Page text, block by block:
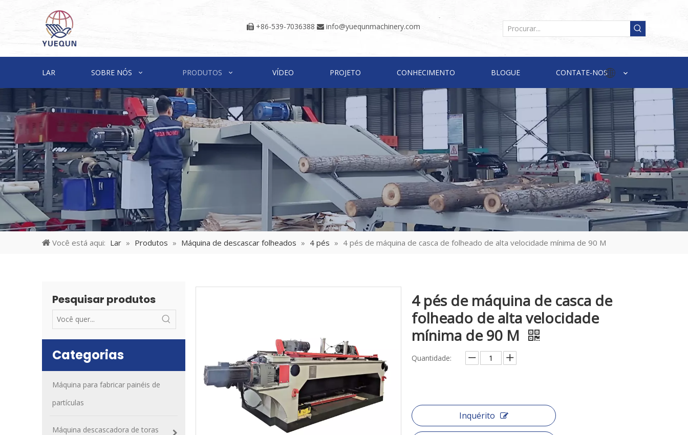
 +86-539-7036388  info@yuequnmachinery.com
LAR SOBRE NÓS PRODUTOS VÍDEO PROJETO CONHECIMENTO BLOGUE CONTATE-NOS
Você está aqui: Lar » Produtos » Máquina de descascar folheados » 4 pés » 4 pés de máquina de casca de folheado de alta velocidade mínima de 90 M
Pesquisar produtos
Categorias
Máquina para fabricar painéis de
partículas
Máquina descascadora de toras
4 pés de máquina de casca de
folheado de alta velocidade
mínima de 90 M
Quantidade:
Inquérito